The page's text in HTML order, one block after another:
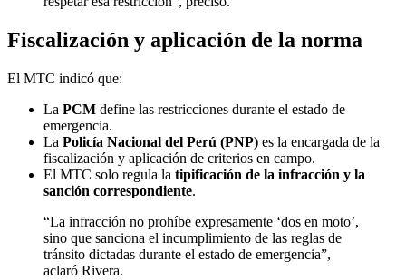
Fiscalización y aplicación de la norma
El MTC indicó que:
La PCM define las restricciones durante el estado de
emergencia.
La Policía Nacional del Perú (PNP) es la encargada de la
fiscalización y aplicación de criterios en campo.
El MTC solo regula la tipificación de la infracción y la
sanción correspondiente.
“La infracción no prohíbe expresamente ‘dos en moto’,
sino que sanciona el incumplimiento de las reglas de
tránsito dictadas durante el estado de emergencia”,
aclaró Rivera.